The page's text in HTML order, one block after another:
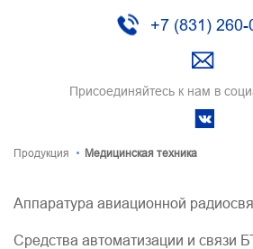
+7 (831) 260-
Присоединяйтесь к нам в
Продукция Медицинская техника
Аппаратура авиационной
Средства автоматизации и связи